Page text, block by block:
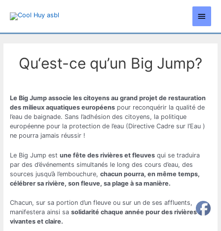
Menu
Qu‘est-ce qu’un Big Jump?
Le Big Jump associe les citoyens au grand projet de restauration
des milieux aquatiques européenspour reconquérir la qualité de
l’eau de baignade. Sans l’adhésion des citoyens, la politique
européenne pour la protection de l’eau (Directive Cadre sur l’Eau )
ne pourra jamais réussir !
Le Big Jump est une fête des rivières et fleuvesqui se traduira
par des d’événements simultanés le long des cours d’eau, des
sources jusqu’à l’embouchure, chacun pourra, en même temps,
célébrer sa rivière, son fleuve, sa plage à sa manière.
Chacun, sur sa portion d’un fleuve ou sur un de ses affluents,
manifestera ainsi sa solidarité chaque année pour des rivières
vivantes et claire.